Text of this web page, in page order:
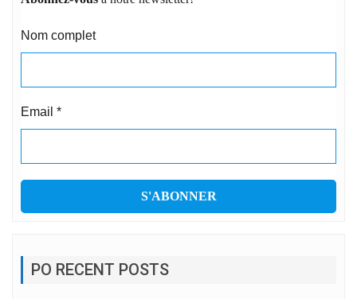
Nom complet
Email *
PO RECENT POSTS